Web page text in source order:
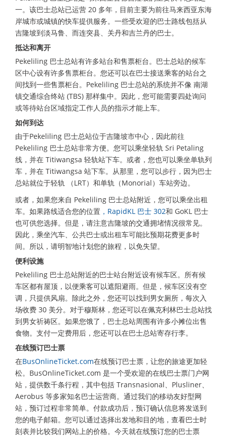
一。该巴士总站已运营 20 多年，目前主要为前往马来西亚东海
岸城市或城镇的快车提供服务。一些受欢迎的巴士路线包括从
吉隆坡到淡马鲁、而连突县、关丹和吉兰丹的巴士。
抵达和离开
Pekeliling 巴士总站有许多站台和售票柜台。巴士总站的候车
区中心设有许多售票柜台。您还可以在巴士接送乘客的站台之
间找到一些售票柜台。Pekeliling 巴士总站的系统并不像 南湖
镇交通综合终站 (TBS) 那样集中。因此，您可能需要四处询问
或等待站台区域指定工作人员的指示才能上车。
如何到达
由于Pekeliling 巴士总站位于吉隆坡市中心，因此前往
Pekeliling 巴士总站非常方便。您可以乘坐轻轨 Sri Petaling
线，并在 Titiwangsa 轻轨站下车。或者，您也可以乘坐单轨列
车，并在 Titiwangsa 站下车。从那里，您可以步行，因为巴士
总站就位于轻轨 （LRT）和单轨（Monorial）车站旁边。
或者，如果您来自 Pekeliling 巴士总站附近，您可以乘坐出租
车。如果路线适合您的位置 ，RapidKL 巴士 302和 GoKL 巴士
也可供您选择。但是，请注意吉隆坡的交通拥堵情况很常见。
因此，乘坐汽车、公共巴士或出租车可能比预期花费更多时
间。所以，请明智地计划您的旅程，以免失望。
便利设施
Pekeliling 巴士总站附近的巴士站台附近设有候车区。所有候
车区都有屋顶，以便乘客可以遮阳避雨。但是，候车区没有空
调，只提供风扇。除此之外，您还可以找到男女厕所，每次入
场收费 30 美分。对于穆斯林，您还可以在佩克利林巴士总站找
到男女祈祷区。如果您饿了，巴士总站周围有许多小摊位出售
食物。支付一定费用后，您还可以在巴士总站寄存行李。
在线预订巴士票
在BusOnlineTicket.com在线预订巴士票，让您的旅途更加轻
松。BusOnlineTicket.com 是一个受欢迎的在线巴士票门户网
站，提供数千条行程，其中包括 Transnasional、Plusliner、
Aerobus 等多家知名巴士运营商。通过我们的移动友好型网
站，预订过程非常简单。付款成功后，预订确认信息将发送到
您的电子邮箱。您可以通过选择出发地和目的地，查看巴士时
刻表并比较我们网站上的价格。今天就在线预订您的巴士票